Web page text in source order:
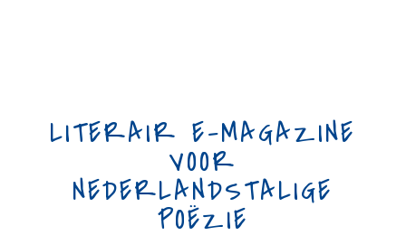
LITERAIR E-MAGAZINE
VOOR
NEDERLANDSTALIGE
POËZIE